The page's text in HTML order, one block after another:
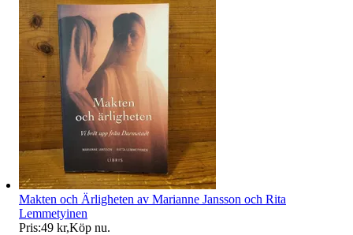
Makten och Ärligheten av Marianne Jansson och Rita
Lemmetyinen
Pris:49 kr,Köp nu.